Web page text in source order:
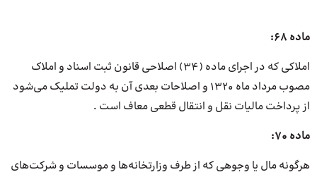
ماده 68:
املاکی که در اجرای ماده (34) اصلاحی قانون ثبت اسناد و املاک
مصوب مرداد ماه 1320 و اصلاحات بعدی آن به دولت تملیک می‌شود
از پرداخت مالیات نقل و انتقال قطعی معاف است .
ماده 70:
هرگونه مال یا وجوهی که از طرف وزارتخانه‌ها و موسسات و شرکت‌های